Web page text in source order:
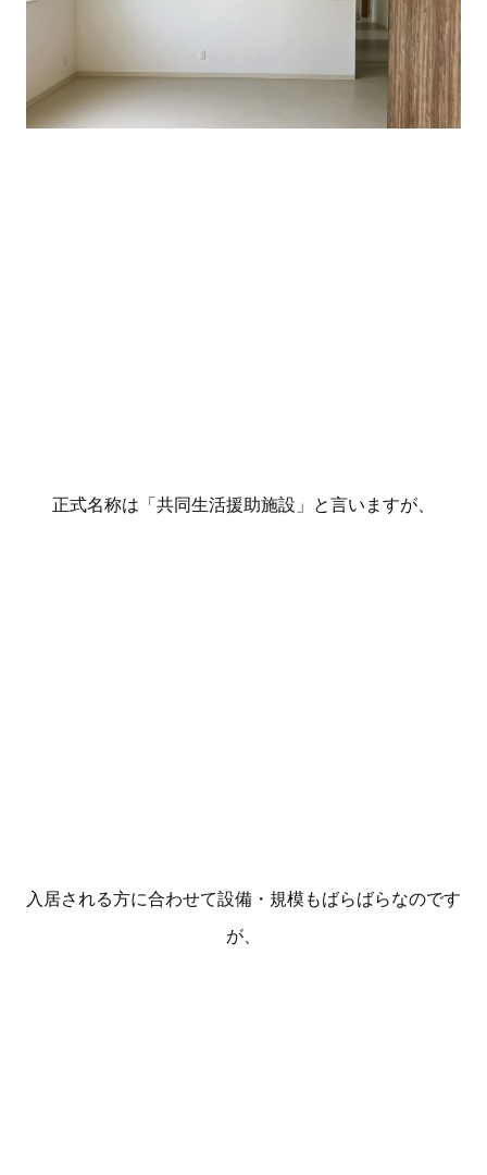
正式名称は「共同生活援助施設」と言いますが、
入居される方に合わせて設備・規模もばらばらなのです
が、